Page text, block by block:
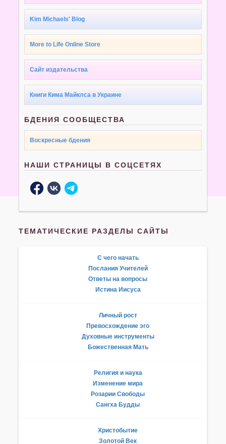
Kim Michaels' Blog
More to Life Online Store
Сайт издательства
Книги Кима Майклса в Украине
БДЕНИЯ СООБЩЕСТВА
Воскресные бдения
НАШИ СТРАНИЦЫ В СОЦСЕТЯХ
ТЕМАТИЧЕСКИЕ РАЗДЕЛЫ САЙТЫ
С чего начать
Послания Учителей
Ответы на вопросы
Истина Иисуса
Личный рост
Превосхождение эго
Духовные инструменты
Божественная Мать
Религия и наука
Изменение мира
Розарии Свободы
Сангха Будды
Христобытие
Золотой Век